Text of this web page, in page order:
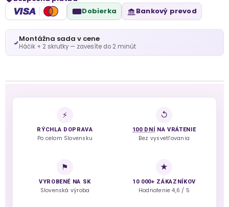
VISA Dobierka Bankový prevod
Montážna sada v cene
Háčik + 2 skrutky — zavesíte do 2 minút
⚡
RÝCHLA DOPRAVA
Po celom Slovensku
↺
100 DNÍ NA VRÁTENIE
Bez vysvetľovania
⚑
VYROBENÉ NA SK
Slovenská výroba
★
10 000+ ZÁKAZNÍKOV
Hodnotenie 4,6 / 5